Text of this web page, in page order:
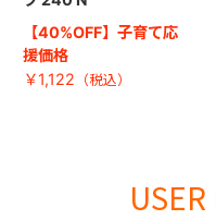
【40%OFF】子育て応
援価格
￥1,122